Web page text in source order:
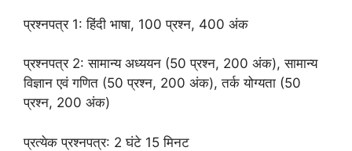
प्रश्नपत्र 1: हिंदी भाषा, 100 प्रश्न, 400 अंक
प्रश्नपत्र 2: सामान्य अध्ययन (50 प्रश्न, 200 अंक), सामान्य
विज्ञान एवं गणित (50 प्रश्न, 200 अंक), तर्क योग्यता (50
प्रश्न, 200 अंक)
प्रत्येक प्रश्नपत्र: 2 घंटे 15 मिनट